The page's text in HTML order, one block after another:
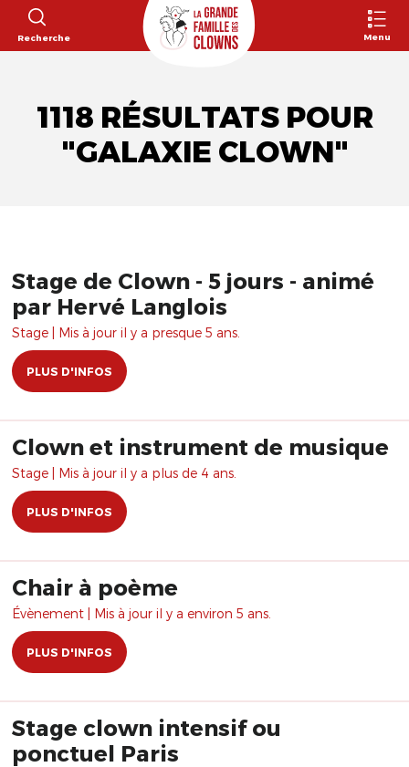
Recherche Menu
1118 RÉSULTATS POUR
"GALAXIE CLOWN"
Stage de Clown - 5 jours - animé
par Hervé Langlois
Stage | Mis à jour il y a presque 5 ans.
PLUS D'INFOS
Clown et instrument de musique
Stage | Mis à jour il y a plus de 4 ans.
PLUS D'INFOS
Chair à poème
Évènement | Mis à jour il y a environ 5 ans.
PLUS D'INFOS
Stage clown intensif ou
ponctuel Paris